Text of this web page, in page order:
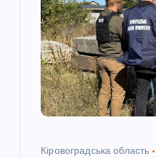
Кіровоградська область